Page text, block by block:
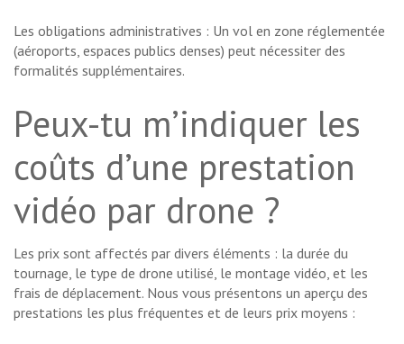
Les obligations administratives : Un vol en zone réglementée
(aéroports, espaces publics denses) peut nécessiter des
formalités supplémentaires.
Peux-tu m’indiquer les
coûts d’une prestation
vidéo par drone ?
Les prix sont affectés par divers éléments : la durée du
tournage, le type de drone utilisé, le montage vidéo, et les
frais de déplacement. Nous vous présentons un aperçu des
prestations les plus fréquentes et de leurs prix moyens :